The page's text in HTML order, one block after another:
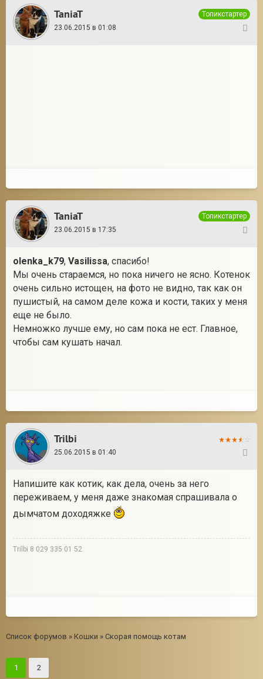
TaniaT
Топикстартер
23.06.2015 в 01:08
TaniaT
Топикстартер
23.06.2015 в 17:35
olenka_k79, Vasilissa, спасибо!
Мы очень стараемся, но пока ничего не ясно. Котенок
очень сильно истощен, на фото не видно, так как он
пушистый, на самом деле кожа и кости, таких у меня
еще не было.
Немножко лучше ему, но сам пока не ест. Главное,
чтобы сам кушать начал.
Trilbi
25.06.2015 в 01:40
Напишите как котик, как дела, очень за него
переживаем, у меня даже знакомая спрашивала о
дымчатом доходяжке
Trilbi 8 029 335 01 52
Список форумов » Кошки » Скорая помощь котам
1 2